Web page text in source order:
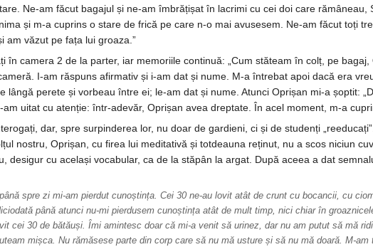
Ne-am făcut bagajul și ne-am îmbrățișat în lacrimi cu cei doi care
și m-a cuprins o stare de frică pe care n-o mai avusesem. Ne-am făcut toți
am văzut pe fața lui groaza.”
în camera 2 de la parter, iar memoriile continuă: „Cum stăteam în colț, pe
I-am răspuns afirmativ și i-am dat și nume. M-a întrebat apoi dacă era
lângă perete și vorbeau între ei; le-am dat și nume. Atunci Oprișan mi-a șoptit:
am uitat cu atenție: într-adevăr, Oprișan avea dreptate. În acel moment, m-a
dar, spre surpinderea lor, nu doar de gardieni, ci și de studenți
nostru, Oprișan, cu firea lui meditativă și totdeauna reținut, nu a scos niciun
desigur cu același vocabular, ca de la stăpân la argat. După aceea a dat
spre zi mi-am pierdut cunoștința. Cei 30 ne-au lovit atât de crunt cu bocancii, cu
până atunci nu-mi pierdusem cunoștința atât de mult timp, nici chiar în
cei 30 de bătăuși. Îmi amintesc doar că mi-a venit să urinez, dar nu am putut să mă
mișca. Nu rămăsese parte din corp care să nu mă usture și să nu mă doară. M-